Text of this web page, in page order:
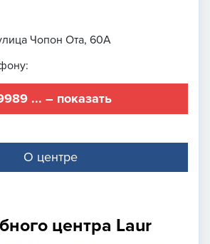
Чопон Ота, 60А
... – показать
О центре
центра Laur